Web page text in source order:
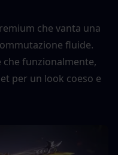
che vanta una
fluide.
che funzionalmente,
per un look coeso e